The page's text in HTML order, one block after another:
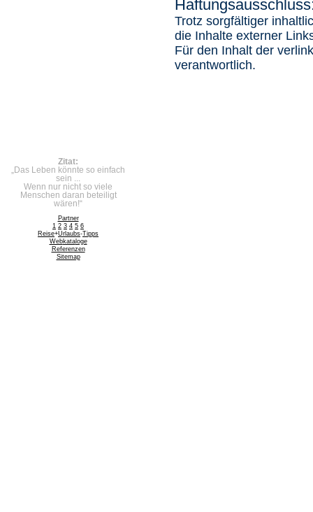
Trotz sorgfältiger
die Inhalte externer
Für den Inhalt der
verantwortlich.
Zitat:
„Das Leben könnte so einfach
sein ...
Wenn nur nicht so viele
Menschen daran beteiligt
wären!“
Partner
1 2 3 4 5 6
Reise+Urlaubs-Tipps
Webkataloge
Referenzen
Sitemap